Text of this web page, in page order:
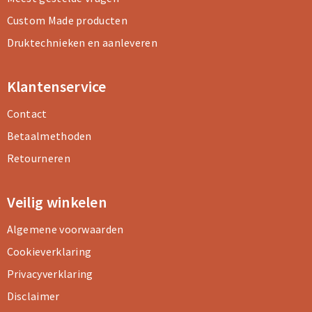
Custom Made producten
Druktechnieken en aanleveren
Klantenservice
Contact
Betaalmethoden
Retourneren
Veilig winkelen
Algemene voorwaarden
Cookieverklaring
Privacyverklaring
Disclaimer